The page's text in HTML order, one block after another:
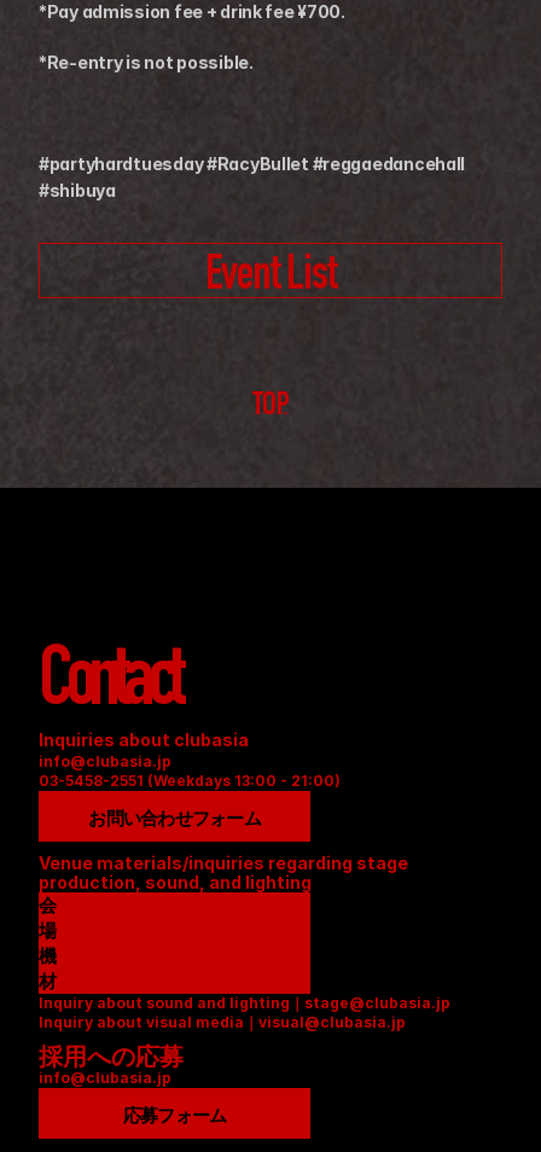
*Pay admission fee + drink fee ¥700.
*Re-entry is not possible.
#partyhardtuesday #RacyBullet #reggaedancehall
#shibuya
Event List
TOP
Contact
Inquiries about clubasia
info@clubasia.jp
03-5458-2551 (Weekdays 13:00 - 21:00)
お問い合わせフォーム
Venue materials/inquiries regarding stage
production, sound, and lighting
会
場
資
料
(
P
D
F
機
材
リ
ス
ト
(
D
Inquiry about sound and lighting｜stage@clubasia.jp
Inquiry about visual media｜visual@clubasia.jp
採用への応募
info@clubasia.jp
応募フォーム